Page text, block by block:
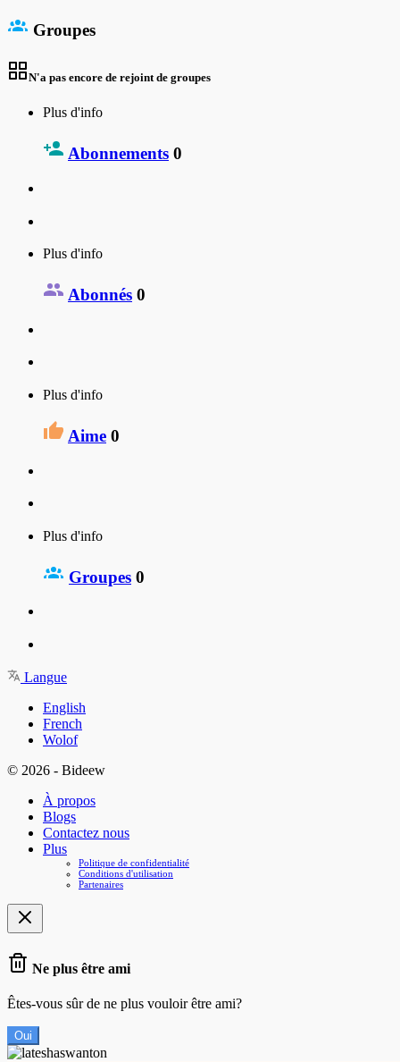
Groupes
N'a pas encore de rejoint de groupes
Plus d'info
Abonnements 0
Plus d'info
Abonnés 0
Plus d'info
Aime 0
Plus d'info
Groupes 0
Langue
English
French
Wolof
© 2026 - Bideew
À propos
Blogs
Contactez nous
Plus
Politique de confidentialité
Conditions d'utilisation
Partenaires
Ne plus être ami
Êtes-vous sûr de ne plus vouloir être ami?
Oui